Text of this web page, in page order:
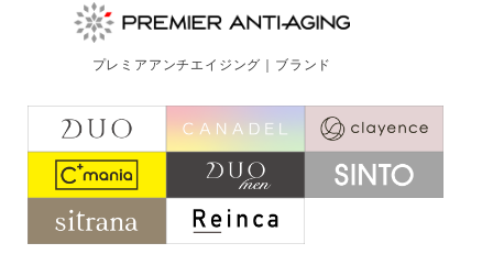
ご注文はフリーダイヤルでも承ります
0120-557-020
受付時間 全日 9:00~18:00 ※年末年始を除く
フォームでのお問合わせはこちら
プレミアアンチエイジング｜ブランド